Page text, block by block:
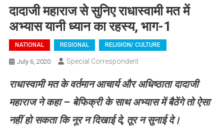
दादाजी महाराज से सुनिए राधास्वामी मत में
अभ्यास यानी ध्यान का रहस्य, भाग-1
NATIONAL REGIONAL RELIGION/ CULTURE
July 6, 2020 Special Correspondent
राधास्वामी मत के वर्तमान आचार्य और अधिष्ठाता दादाजी
महाराज ने कहा – बेफिक्री के साथ अभ्यास में बैठेंगे तो ऐसा
नहीं हो सकता कि नूर न दिखाई दे, तूर न सुनाई दे।